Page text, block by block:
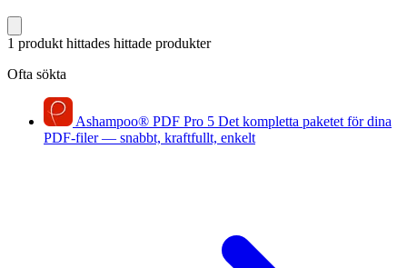
1 produkt hittades hittade produkter
Ofta sökta
Ashampoo® PDF Pro 5 Det kompletta paketet för dina
PDF-filer — snabbt, kraftfullt, enkelt